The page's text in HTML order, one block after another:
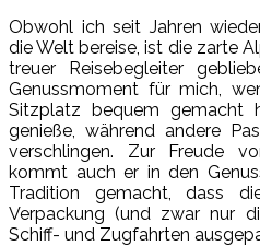
Obwohl ich seit Jahren
die Welt bereise, ist die zarte
treuer Reisebegleiter
Genussmoment für mich,
Sitzplatz bequem gemacht
genieße, während andere
verschlingen. Zur Freude
kommt auch er in den
Tradition gemacht, dass
Verpackung (und zwar nur
Schiff- und Zugfahrten